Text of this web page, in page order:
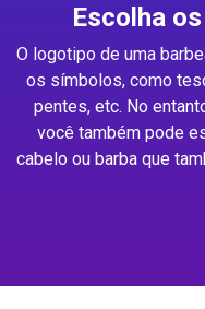
Escolha
O logotipo de uma
os símbolos, como
pentes, etc. No
você também pode
cabelo ou barba que